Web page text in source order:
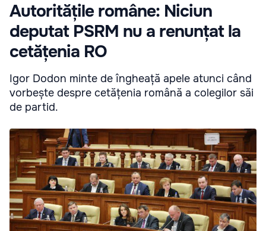
Autoritățile române: Niciun
deputat PSRM nu a renunțat la
cetățenia RO
Igor Dodon minte de îngheață apele atunci când
vorbește despre cetățenia română a colegilor săi
de partid.